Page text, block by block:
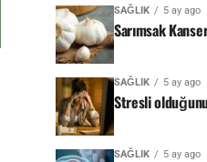
SAĞLIK 5 ay ago
Sarımsak
SAĞLIK 5 ay ago
Stresli
SAĞLIK 5 ay ago